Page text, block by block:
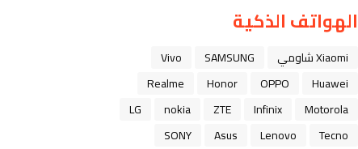
الهواتف الذكية
Xiaomi شاومي SAMSUNG
Vivo
Huawei
OPPO
Honor
Realme
Motorola
Infinix
ZTE
nokia
LG
Tecno
Lenovo
Asus
SONY